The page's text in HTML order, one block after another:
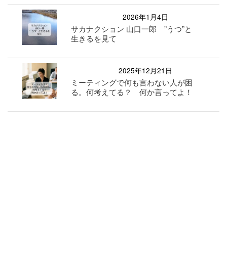
2026年1月4日
サカナクション 山口一郎 ”うつ”と
生きるを見て
2025年12月21日
ミーティングで何も言わない人が困
る。何考えてる？ 何か言ってよ！